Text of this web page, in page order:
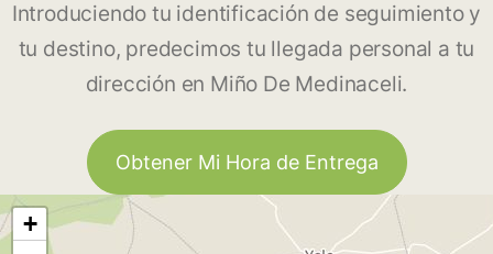
Introduciendo tu identificación de seguimiento y
tu destino, predecimos tu llegada personal a tu
dirección en Miño De Medinaceli.
Obtener Mi Hora de Entrega
+